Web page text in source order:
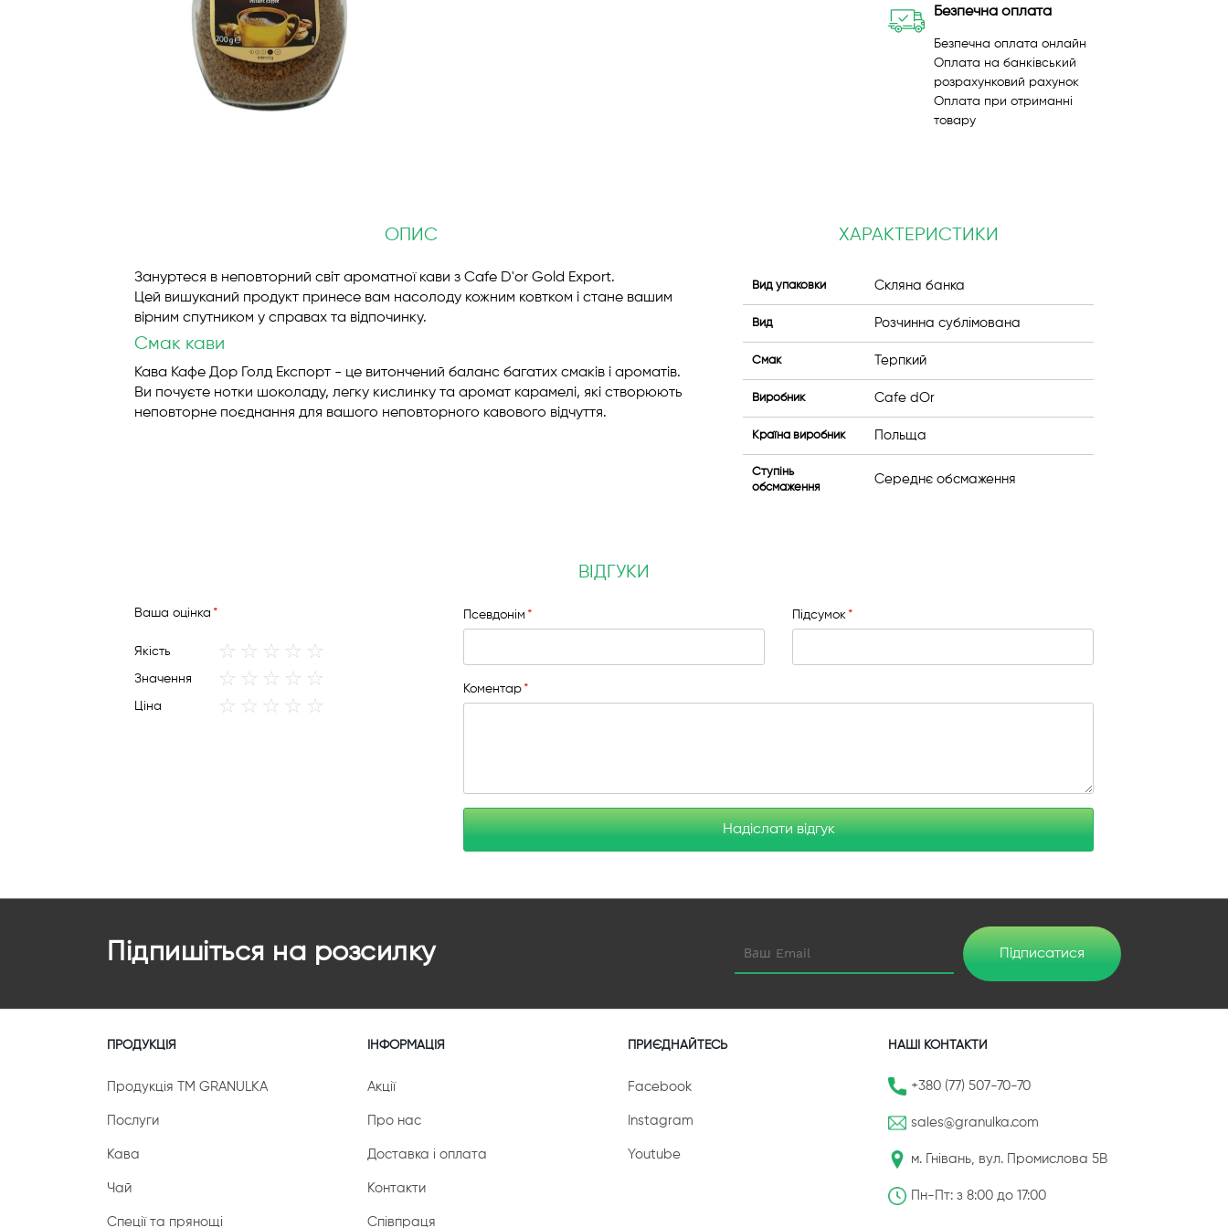
Безпечна оплата
Безпечна оплата онлайн
Оплата на банківський
розрахунковий рахунок
Оплата при отриманні
товару
ОПИС
Зануртеся в неповторний світ ароматної кави з Cafe D'or Gold Export.
Цей вишуканий продукт принесе вам насолоду кожним ковтком і стане вашим
вірним спутником у справах та відпочинку.
Смак кави
Кава Кафе Дор Голд Експорт - це витончений баланс багатих смаків і ароматів.
Ви почуєте нотки шоколаду, легку кислинку та аромат карамелі, які створюють
неповторне поєднання для вашого неповторного кавового відчуття.
ХАРАКТЕРИСТИКИ
Вид упаковки Скляна банка
Вид Розчинна сублімована
Смак Терпкий
Виробник Cafe dOr
Країна виробник Польща
Ступінь
обсмаження
Середнє обсмаження
ВІДГУКИ
Вашa оцінка
Якість
1
2
3
4
Значення
1
2
3
4
Ціна
1
2
3
4
Псевдонім Підсумок
Коментар
Надіслати відгук
Підпишіться на розсилку Підписатися
ПРОДУКЦІЯ
Продукція ТМ GRANULKA
Послуги
Кава
Чай
Спеції та прянощі
ІНФОРМАЦІЯ
Акції
Про нас
Доставка і оплата
Контакти
Співпраця
ПРИЄДНАЙТЕСЬ
Facebook
Instagram
Youtube
НАШІ КОНТАКТИ
+380 (77) 507-70-70
sales@granulka.com
м. Гнівань, вул. Промислова 5В
Пн-Пт: з 8:00 до 17:00